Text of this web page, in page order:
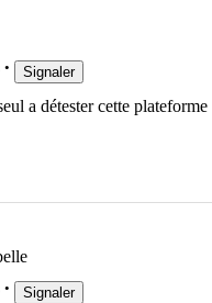
Signaler
a détester cette
Signaler